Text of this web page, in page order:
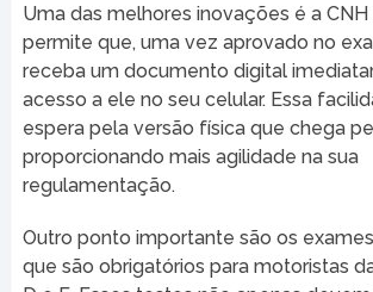
Uma das melhores inovações é a CNH
permite que, uma vez aprovado no
receba um documento digital
acesso a ele no seu celular. Essa
espera pela versão física que chega
proporcionando mais agilidade na sua
regulamentação.
Outro ponto importante são os
que são obrigatórios para motoristas